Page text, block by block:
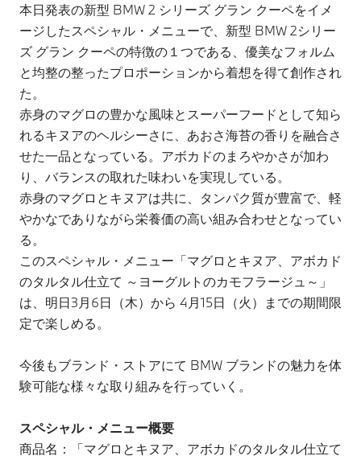
本日発表の新型 BMW 2 シリーズ グラン クーペをイメ
ージしたスペシャル・メニューで、新型 BMW 2シリー
ズ グラン クーペの特徴の１つである、優美なフォルム
と均整の整ったプロポーションから着想を得て創作され
た。
赤身のマグロの豊かな風味とスーパーフードとして知ら
れるキヌアのヘルシーさに、あおさ海苔の香りを融合さ
せた一品となっている。アボカドのまろやかさが加わ
り、バランスの取れた味わいを実現している。
赤身のマグロとキヌアは共に、タンパク質が豊富で、軽
やかなでありながら栄養価の高い組み合わせとなってい
る。
このスペシャル・メニュー「マグロとキヌア、アボカド
のタルタル仕立て ～ヨーグルトのカモフラージュ～」
は、明日3月6日（木）から 4月15日（火）までの期間限
定で楽しめる。
今後もブランド・ストアにて BMW ブランドの魅力を体
験可能な様々な取り組みを行っていく。
スペシャル・メニュー概要
商品名：「マグロとキヌア、アボカドのタルタル仕立て